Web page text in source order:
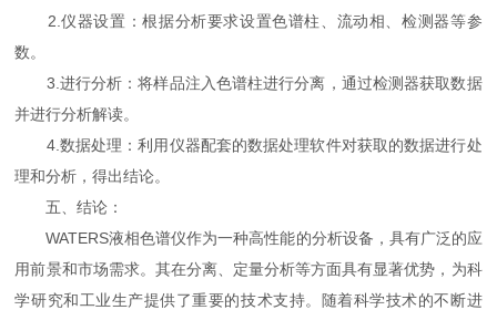
2.仪器设置：根据分析要求设置色谱柱、流动相、检测器等参
数。
3.进行分析：将样品注入色谱柱进行分离，通过检测器获取数据
并进行分析解读。
4.数据处理：利用仪器配套的数据处理软件对获取的数据进行处
理和分析，得出结论。
五、结论：
WATERS液相色谱仪作为一种高性能的分析设备，具有广泛的应
用前景和市场需求。其在分离、定量分析等方面具有显著优势，为科
学研究和工业生产提供了重要的技术支持。随着科学技术的不断进